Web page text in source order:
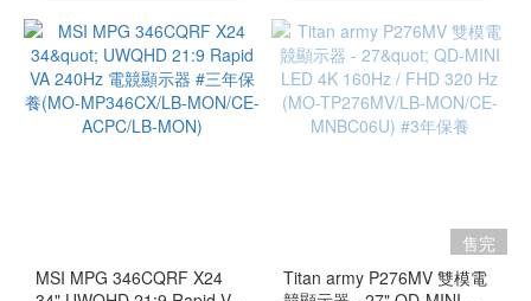
MSI MPG 346CQRF X24
售完
Titan army P276MV 雙模電